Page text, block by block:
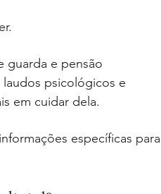
guarda e pensão
psicológicos e
em cuidar dela.
específicas para